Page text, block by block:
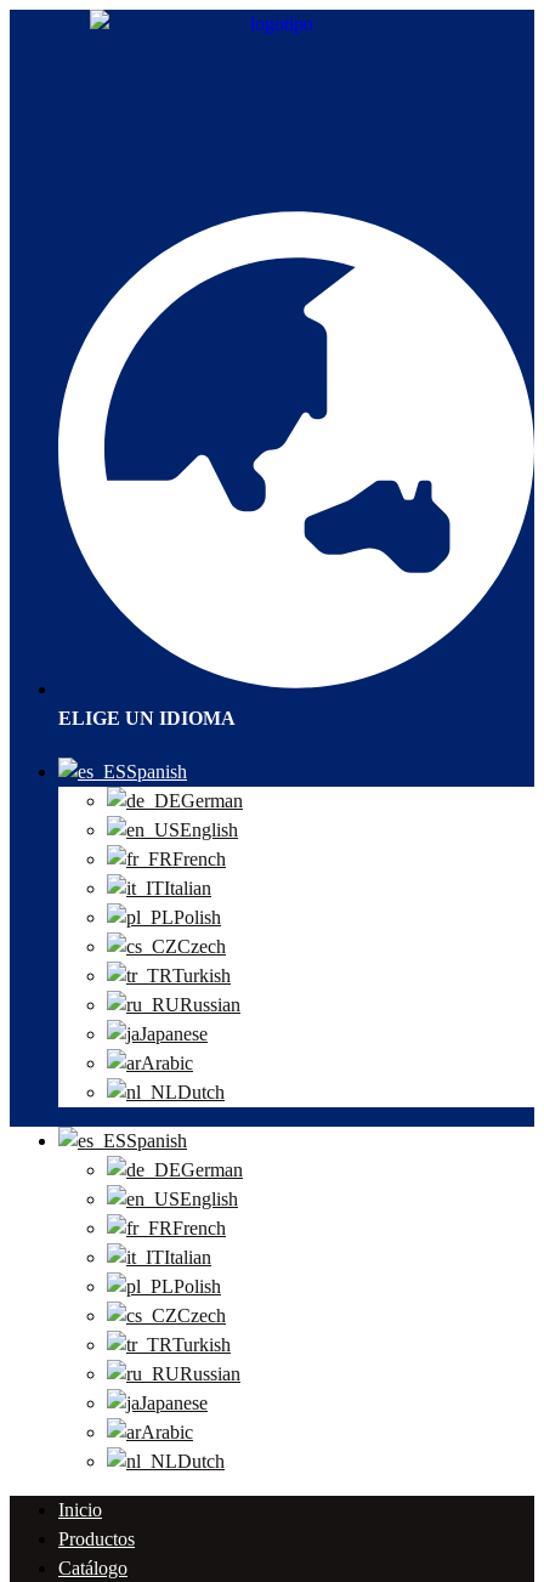
ELIGE UN IDIOMA
Spanish
German
English
French
Italian
Polish
Czech
Turkish
Russian
Japanese
Arabic
Dutch
Spanish
German
English
French
Italian
Polish
Czech
Turkish
Russian
Japanese
Arabic
Dutch
Inicio
Productos
Catálogo